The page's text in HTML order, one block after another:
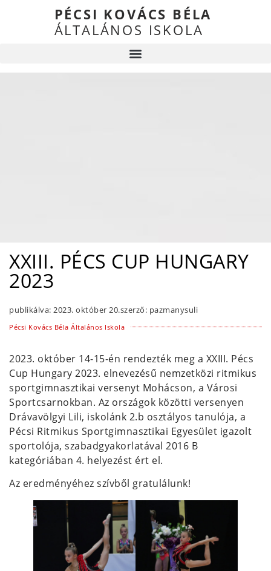
PÉCSI KOVÁCS BÉLA
ÁLTALÁNOS ISKOLA
XXIII. PÉCS CUP HUNGARY
2023
publikálva: 2023. október 20.szerző: pazmanysuli
Pécsi Kovács Béla Általános Iskola
2023. október 14-15-én rendezték meg a XXIII. Pécs
Cup Hungary 2023. elnevezésű nemzetközi ritmikus
sportgimnasztikai versenyt Mohácson, a Városi
Sportcsarnokban. Az országok közötti versenyen
Drávavölgyi Lili, iskolánk 2.b osztályos tanulója, a
Pécsi Ritmikus Sportgimnasztikai Egyesület igazolt
sportolója, szabadgyakorlatával 2016 B
kategóriában 4. helyezést ért el.
Az eredményéhez szívből gratulálunk!